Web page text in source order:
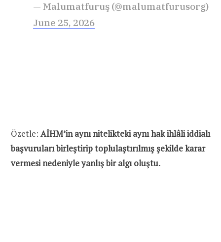
— Malumatfuruş (@malumatfurusorg)
June 25, 2026
Özetle: AİHM’in aynı nitelikteki aynı hak ihlâli iddialı
başvuruları birleştirip toplulaştırılmış şekilde karar
vermesi nedeniyle yanlış bir algı oluştu.